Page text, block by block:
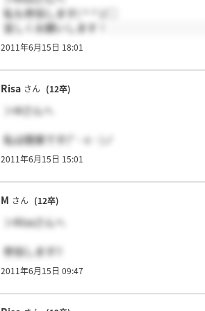
私も参加します( ^ ^ )/□
宜しくお願いします！
2011年6月15日 18:01
Risa さん (12卒)
＞Mさんへ
私は関東です(*・x・)ノ
やはり普通にスーツで行けば大丈夫です
2011年6月15日 15:01
M さん (12卒)
＞Risaさんへ
参加します!!
スーツだと思いますよ!!
ちなみに、関西関東どちらですか？？
2011年6月15日 09:47